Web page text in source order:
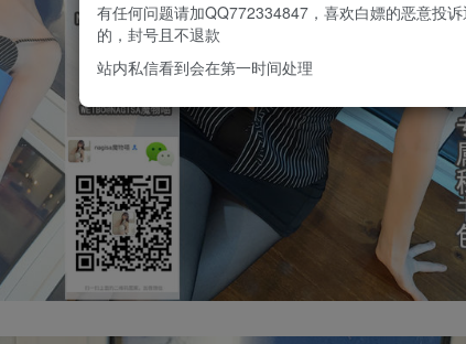
有任何问题请加QQ772334847，喜欢白嫖的恶意投诉
的，封号且不退款
站内私信看到会在第一时间处理